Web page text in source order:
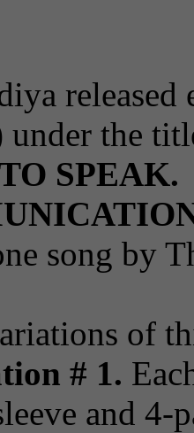
released
under the
song by
of
# 1.
and